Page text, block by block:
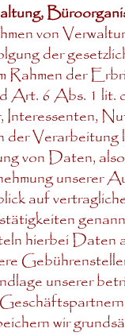
von
der
Rahmen der
Art. 6 Abs.
der
von Daten,
unserer
auf
hierbei Daten
unserer
wir